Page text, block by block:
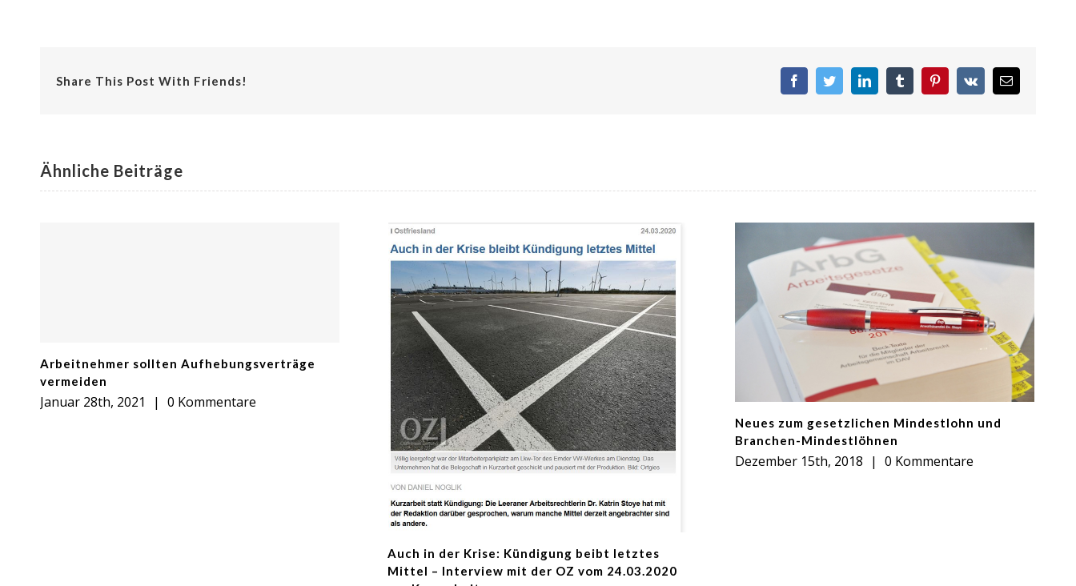
Share This Post With Friends! FacebookTwitterLinkedInTumblr PinterestVk
E-
Mail
Ähnliche Beiträge
Arbeitnehmer sollten Aufhebungsverträge
vermeiden
Januar 28th, 2021 | 0 Kommentare
Auch in der Krise: Kündigung beibt letztes
Mittel – Interview mit der OZ vom 24.03.2020
Neues zum gesetzlichen Mindestlohn und
Branchen-Mindestlöhnen
Dezember 15th, 2018 | 0 Kommentare